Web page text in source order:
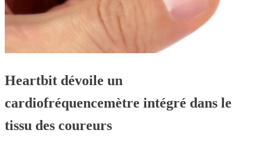
Heartbit dévoile un
cardiofréquencemètre intégré dans le
tissu des coureurs